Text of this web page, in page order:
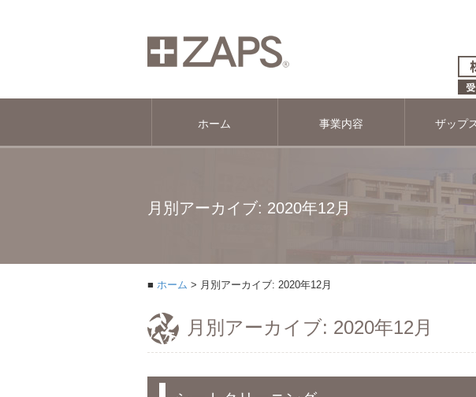
ホーム 事業内容 ザップ
月別アーカイブ: 2020年12月
ホーム 月別アーカイブ: 2020年12月
月別アーカイブ: 2020年12月